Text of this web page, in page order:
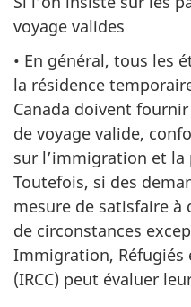
voyage valides
• En général, tous les
la résidence
Canada doivent
de voyage valide,
sur l’immigration et
Toutefois, si des
mesure de satisfaire à
de circonstances
Immigration, Réfugiés
(IRCC) peut évaluer